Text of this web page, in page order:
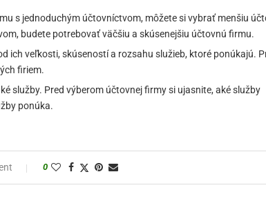
s jednoduchým účtovníctvom, môžete si vybrať menšiu
budete potrebovať väčšiu a skúsenejšiu účtovnú firmu.
ich veľkosti, skúseností a rozsahu služieb, ktoré ponúkajú.
firiem.
služby. Pred výberom účtovnej firmy si ujasnite, aké služby
ponúka.
0